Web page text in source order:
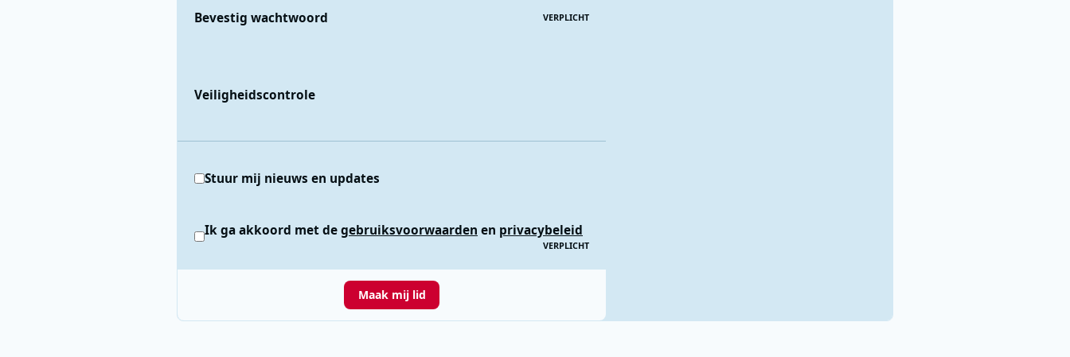
Bevestig wachtwoord VERPLICHT
Veiligheidscontrole
Stuur mij nieuws en updates
Ik ga akkoord met degebruiksvoorwaarden en privacybeleid
VERPLICHT
Maak mij lid